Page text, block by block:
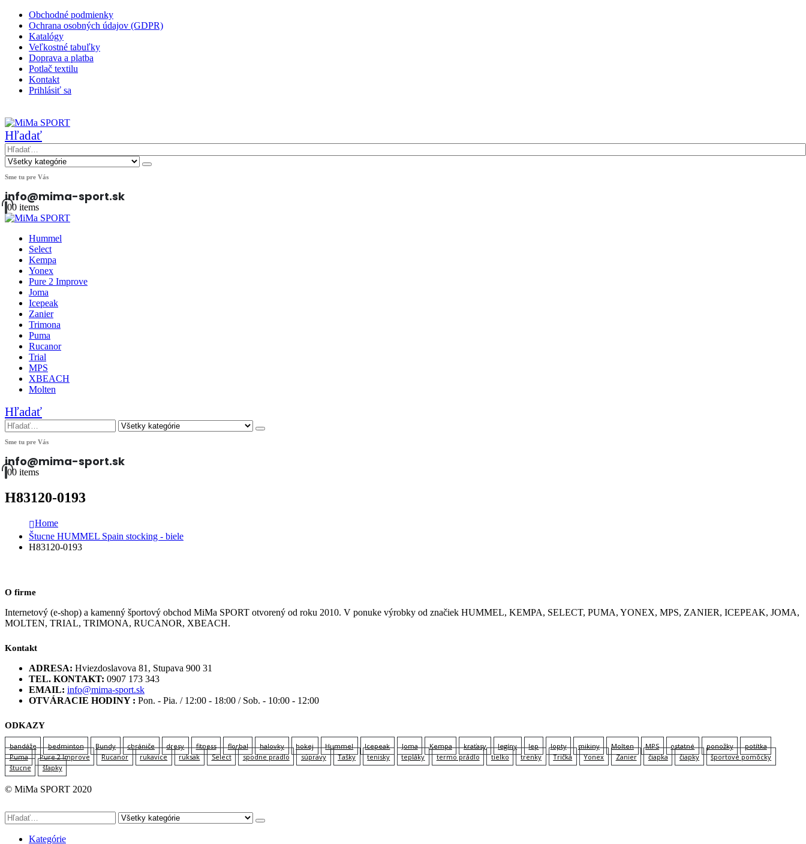
Obchodné podmienky
Ochrana osobných údajov (GDPR)
Katalógy
Veľkostné tabuľky
Doprava a platba
Potlač textilu
Kontakt
Prihlásiť sa
Hľadať
Sme tu pre Vás
info@mima-sport.sk
00 items
Hummel
Select
Kempa
Yonex
Pure 2 Improve
Joma
Icepeak
Zanier
Trimona
Puma
Rucanor
Trial
MPS
XBEACH
Molten
Hľadať
Sme tu pre Vás
info@mima-sport.sk
00 items
H83120-0193
Home
Štucne HUMMEL Spain stocking - biele
H83120-0193
O firme
Internetový (e-shop) a kamenný športový obchod MiMa SPORT otvorený od roku 2010. V ponuke výrobky od značiek HUMMEL, KEMPA, SELECT, PUMA, YONEX, MPS, ZANIER, ICEPEAK, JOMA,
MOLTEN, TRIAL, TRIMONA, RUCANOR, XBEACH.
Kontakt
ADRESA: Hviezdoslavova 81, Stupava 900 31
TEL. KONTAKT: 0907 173 343
EMAIL: info@mima-sport.sk
OTVÁRACIE HODINY : Pon. - Pia. / 12:00 - 18:00 / Sob. - 10:00 - 12:00
ODKAZY
bandáže bedminton Bundy chrániče dresy fitness florbal halovky hokej Hummel Icepeak Joma Kempa kraťasy legíny lep lopty mikiny Molten MPS ostatné ponožky
potítka
Puma
Pure 2 Improve Rucanor rukavice ruksak Select spodne pradlo súpravy Tašky tenisky tepláky termo prádlo tielko trenky Tričká Yonex Zanier čiapka čiapky
športové pomôcky
štucne
šľapky
© MiMa SPORT 2020
Kategórie